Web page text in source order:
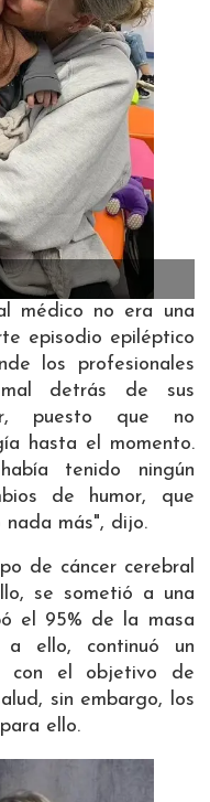
médico no era una
episodio epiléptico
los profesionales
detrás de sus
puesto que no
hasta el momento.
tenido ningún
de humor, que
nada más", dijo.
de cáncer cerebral
se sometió a una
el 95% de la masa
ello, continuó un
con el objetivo de
sin embargo, los
ello.